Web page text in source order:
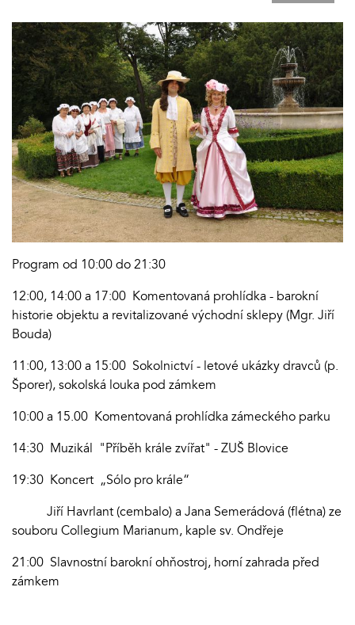
Program od 10:00 do 21:30
12:00, 14:00 a 17:00 Komentovaná prohlídka - barokní
historie objektu a revitalizované východní sklepy (Mgr. Jiří
Bouda)
11:00, 13:00 a 15:00 Sokolnictví - letové ukázky dravců (p.
Šporer), sokolská louka pod zámkem
10:00 a 15.00 Komentovaná prohlídka zámeckého parku
14:30 Muzikál "Příběh krále zvířat" - ZUŠ Blovice
19:30 Koncert „Sólo pro krále“
Jiří Havrlant (cembalo) a Jana Semerádová (flétna) ze
souboru Collegium Marianum, kaple sv. Ondřeje
21:00 Slavnostní barokní ohňostroj, horní zahrada před
zámkem